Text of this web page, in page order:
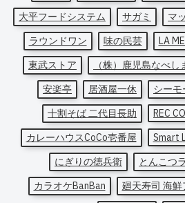
大平フードシステム
サガミ マ
ラウンドワン
味の民芸 LA
東武ストア
（株）鹿児島なべし
安楽亭
居酒屋一休 シーモ
十割そば 二代目長助
REC
カレーハウスCoCo壱番屋
Smart
にぎりの徳兵衛
とんこつ
カラオケBanBan
廻天寿司 海鮮